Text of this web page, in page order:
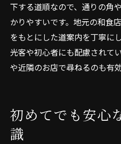
下する道順なので、通りの角
かりやすいです。地元の和食
をもとにした道案内を丁寧に
光客や初心者にも配慮されて
や近隣のお店で尋ねるのも有効
初めてでも安心
識